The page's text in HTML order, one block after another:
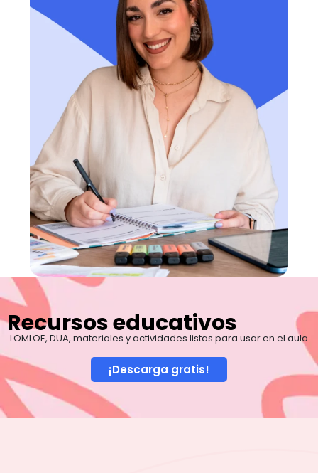
Recursos educativos
LOMLOE, DUA, materiales y actividades listas para usar en el aula
¡Descarga gratis!